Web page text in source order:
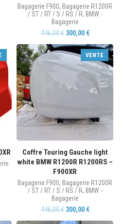
Bagagerie F900, Bagagerie R1200R
/ ST / RT / S / RS / R, BMW -
Bagagerie
446,00€ 300,00 €
VENTE
Coffre Touring Gauche light
white BMW R1200R R1200RS –
F900XR
Bagagerie F900, Bagagerie R1200R
/ ST / RT / S / RS / R, BMW -
Bagagerie
446,00€ 300,00 €